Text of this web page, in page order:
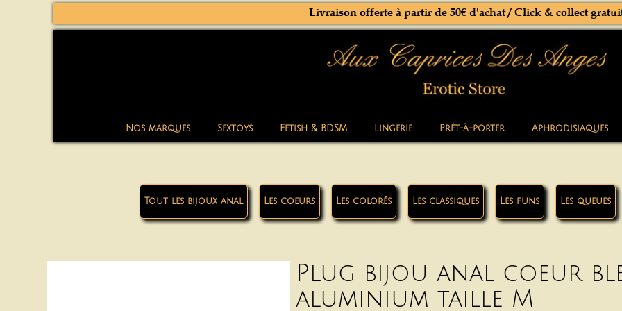
Nos marques Sextoys Fetish & BDSM Lingerie Prêt-à-porter Aphrodisiaques
Livraison offerte à partir de 50€ d'achat / Click & collect
Tout les bijoux anal Les coeurs Les colorés Les classiques Les funs Les queues
Plug bijou anal coeur
aluminium taille M